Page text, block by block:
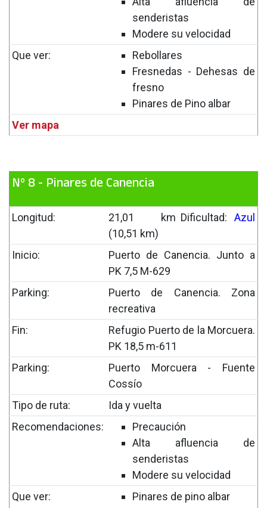
senderistas
Modere su velocidad
Que ver:
Rebollares
Fresnedas - Dehesas de
fresno
Pinares de Pino albar
Ver mapa
Nº 8 - Pinares de Canencia
Longitud:
21,01 km
(10,51 km)
Dificultad: Azul
Inicio:
Puerto de Canencia. Junto a
PK 7,5 M-629
Parking:
Puerto de Canencia. Zona
recreativa
Fin:
Refugio Puerto de la Morcuera.
PK 18,5 m-611
Parking:
Puerto Morcuera - Fuente
Cossío
Tipo de ruta:
Ida y vuelta
Recomendaciones:
Precaución
Alta afluencia de
senderistas
Modere su velocidad
Que ver:
Pinares de pino albar